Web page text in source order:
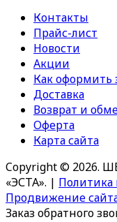
Контакты
Прайс-лист
Новости
Акции
Как оформить
Доставка
Возврат и
Оферта
Карта сайта
Copyright © 2026.
«ЭСТА». |
Продвижение
Заказ обратного